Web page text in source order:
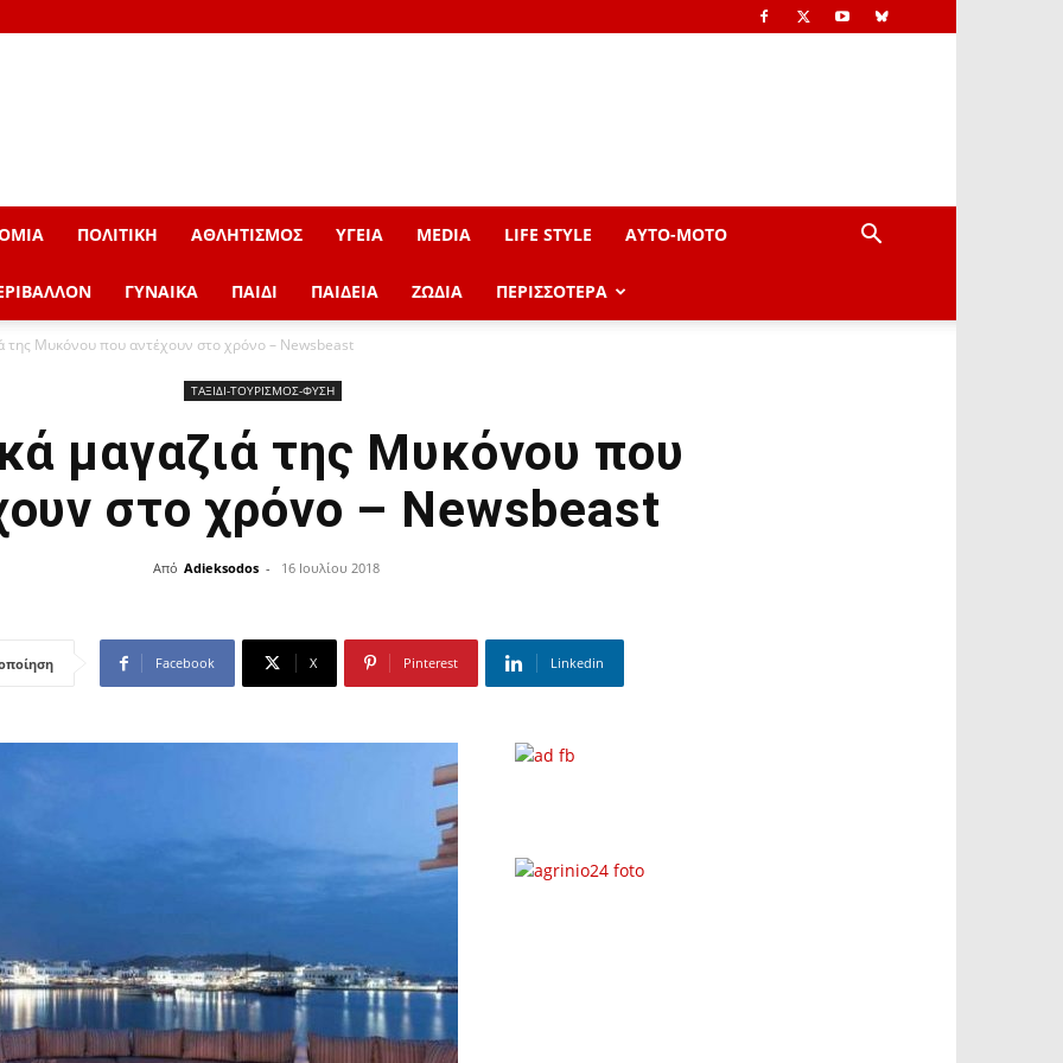
ΠΟΛΙΤΙΚΗ ΑΘΛΗΤΙΣΜΟΣ ΥΓΕΙΑ MEDIA LIFE STYLE AYTO-ΜOTO
ΓΥΝΑΙΚΑ ΠΑΙΔΙ ΠΑΙΔΕΙΑ ΖΩΔΙΑ ΠΕΡΙΣΣΟΤΕΡΑ
της Μυκόνου που αντέχουν στο χρόνο – Newsbeast
ΤΑΞΙΔΙ-ΤΟΥΡΙΣΜΟΣ-ΦΥΣΗ
μαγαζιά της Μυκόνου που
στο χρόνο – Newsbeast
Από Adieksodos - 16 Ιουλίου 2018
Facebook X Pinterest Linkedin